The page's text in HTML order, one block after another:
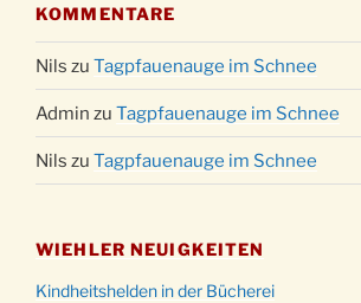
KOMMENTARE
Nils zu Tagpfauenauge im Schnee
Admin zu Tagpfauenauge im Schnee
Nils zu Tagpfauenauge im Schnee
WIEHLER NEUIGKEITEN
Kindheitshelden in der Bücherei